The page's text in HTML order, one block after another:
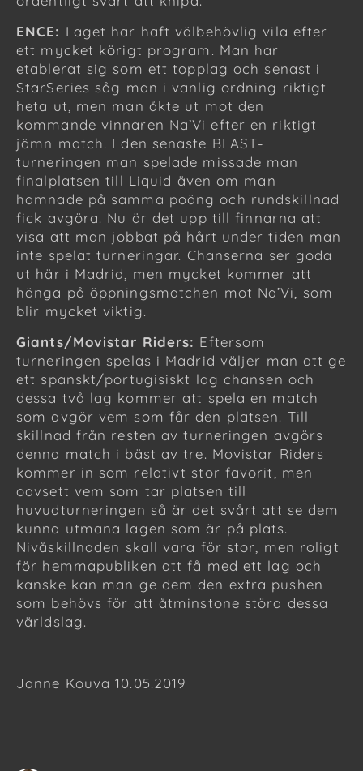
ENCE: Laget har haft välbehövlig vila efter
ett mycket körigt program. Man har
etablerat sig som ett topplag och senast i
StarSeries såg man i vanlig ordning riktigt
heta ut, men man åkte ut mot den
kommande vinnaren Na’Vi efter en riktigt
jämn match. I den senaste BLAST-
turneringen man spelade missade man
finalplatsen till Liquid även om man
hamnade på samma poäng och rundskillnad
fick avgöra. Nu är det upp till finnarna att
visa att man jobbat på hårt under tiden man
inte spelat turneringar. Chanserna ser goda
ut här i Madrid, men mycket kommer att
hänga på öppningsmatchen mot Na’Vi, som
blir mycket viktig.
Giants/Movistar Riders: Eftersom
turneringen spelas i Madrid väljer man att ge
ett spanskt/portugisiskt lag chansen och
dessa två lag kommer att spela en match
som avgör vem som får den platsen. Till
skillnad från resten av turneringen avgörs
denna match i bäst av tre. Movistar Riders
kommer in som relativt stor favorit, men
oavsett vem som tar platsen till
huvudturneringen så är det svårt att se dem
kunna utmana lagen som är på plats.
Nivåskillnaden skall vara för stor, men roligt
för hemmapubliken att få med ett lag och
kanske kan man ge dem den extra pushen
som behövs för att åtminstone störa dessa
världslag.
Janne Kouva 10.05.2019